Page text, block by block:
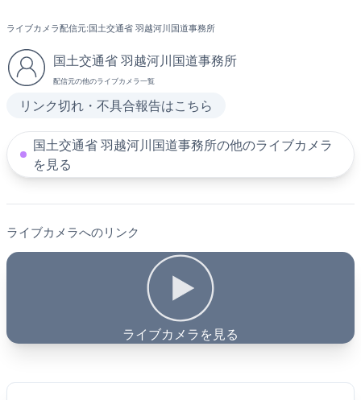
ライブカメラ配信元:国土交通省 羽越河川国道事務所
国土交通省 羽越河川国道事務所
配信元の他のライブカメラ一覧
リンク切れ・不具合報告はこちら
国土交通省 羽越河川国道事務所の他のライブカメラ
を見る
ライブカメラへのリンク
ライブカメラを見る